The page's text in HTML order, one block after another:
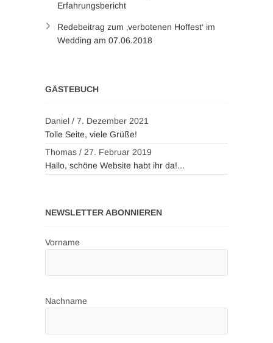
Erfahrungsbericht
Redebeitrag zum ‚verbotenen Hoffest‘ im
Wedding am 07.06.2018
GÄSTEBUCH
Daniel / 7. Dezember 2021
Tolle Seite, viele Grüße!
Thomas / 27. Februar 2019
Hallo, schöne Website habt ihr da!...
NEWSLETTER ABONNIEREN
Vorname
Nachname